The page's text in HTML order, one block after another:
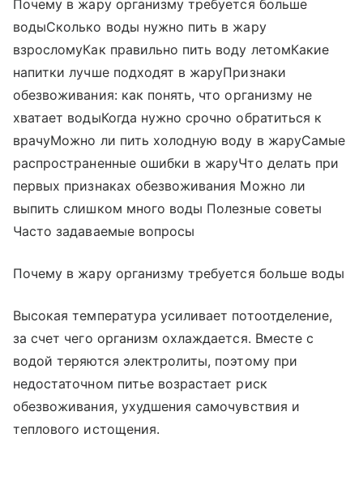
Почему в жару организму требуется больше
водыСколько воды нужно пить в жару
взросломуКак правильно пить воду летомКакие
напитки лучше подходят в жаруПризнаки
обезвоживания: как понять, что организму не
хватает водыКогда нужно срочно обратиться к
врачуМожно ли пить холодную воду в жаруСамые
распространенные ошибки в жаруЧто делать при
первых признаках обезвоживания Можно ли
выпить слишком много воды Полезные советы
Часто задаваемые вопросы
Почему в жару организму требуется больше воды
Высокая температура усиливает потоотделение,
за счет чего организм охлаждается. Вместе с
водой теряются электролиты, поэтому при
недостаточном питье возрастает риск
обезвоживания, ухудшения самочувствия и
теплового истощения.